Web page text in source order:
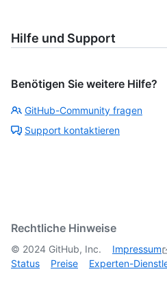
Hilfe und Support
Benötigen Sie weitere Hilfe?
GitHub-Community fragen
Support kontaktieren
Rechtliche Hinweise
© 2024 GitHub, Inc. Impressum
Status
Preise Experten-